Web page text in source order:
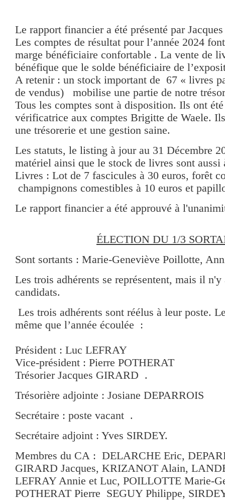
Le rapport financier a été présenté par
Les comptes de résultat pour l’année 2024
marge bénéficiaire confortable . La vente de
bénéfique que le solde bénéficiaire de
A retenir : un stock important de 67 « livres
de vendus) mobilise une partie de notre
Tous les comptes sont à disposition. Ils ont
vérificatrice aux comptes Brigitte de Waele.
une trésorerie et une gestion saine.
Les statuts, le listing à jour au 31 Décembre
matériel ainsi que le stock de livres sont aussi
Livres : Lot de 7 fascicules à 30 euros, forêt
champignons comestibles à 10 euros et
Le rapport financier a été approuvé à
ÉLECTION DU 1/3
Sont sortants : Marie-Geneviève Poillotte,
Les trois adhérents se représentent, mais il n'y
candidats.
Les trois adhérents sont réélus à leur poste.
même que l’année écoulée :
Président : Luc LEFRAY
Vice-président : Pierre POTHERAT
Trésorier Jacques GIRARD .
Trésorière adjointe : Josiane DEPARROIS
Secrétaire : poste vacant .
Secrétaire adjoint : Yves SIRDEY.
Membres du CA : DELARCHE Eric,
GIRARD Jacques, KRIZANOT Alain,
LEFRAY Annie et Luc, POILLOTTE Marie-
POTHERAT Pierre SEGUY Philippe,